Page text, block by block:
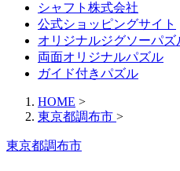
シャフト株式会社
公式ショッピングサイト
オリジナルジグソーパズ
両面オリジナルパズル
ガイド付きパズル
HOME >
東京都調布市 >
東京都調布市